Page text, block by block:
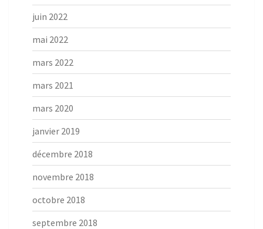
juin 2022
mai 2022
mars 2022
mars 2021
mars 2020
janvier 2019
décembre 2018
novembre 2018
octobre 2018
septembre 2018